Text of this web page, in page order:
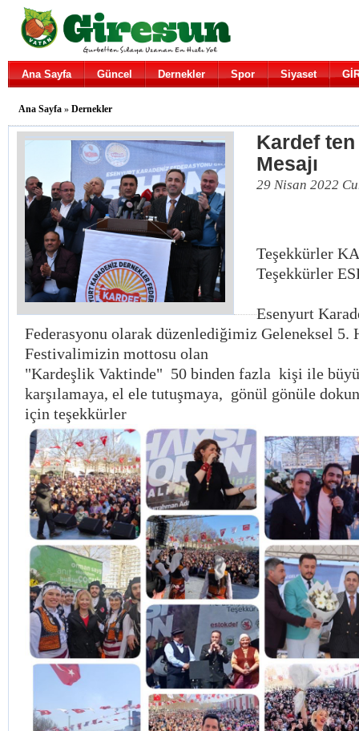
Ana Sayfa Güncel Dernekler Spor Siyaset
Ana Sayfa » Dernekler
Kardef
Mesajı
29 Nisan 2022
Teşekkürler
Teşekkürler
Esenyurt
Federasyonu olarak düzenlediğimiz Geleneksel 5.
Festivalimizin mottosu olan
"Kardeşlik Vaktinde" 50 binden fazla kişi ile
karşılamaya, el ele tutuşmaya, gönül gönüle
için teşekkürler